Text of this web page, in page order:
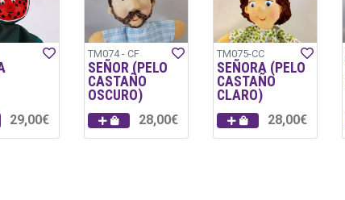
29,00€
TM074 - CF
SEÑOR (PELO
CASTAÑO
OSCURO)
28,00€
TM075-CC
SEÑORA (PELO
CASTAÑO
CLARO)
28,00€